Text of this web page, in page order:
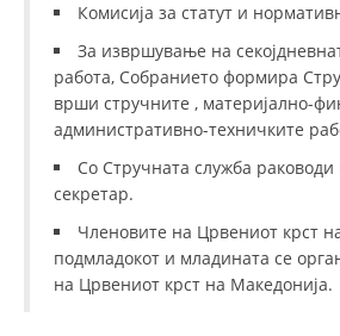
ЗА НАС
ДЕЈСТВУВАЊЕ
ПРИРАЧНИЦИ
СТРАТЕГИИ
Комисија за статут и
За извршување на
работа, Собранието формира
врши стручните , материјално-
административно-техничките
Со Стручната служба раководи
секретар.
Членовите на Црвениот крст
подмладокот и младината се
на Црвениот крст на Македонија.